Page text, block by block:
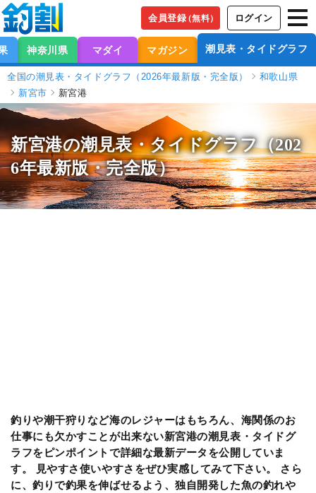
会員登録（無料） ログイン
神奈川県 マダイ マガジン 潮見表・タイドグラフ
全国の潮見表・タイドグラフ（2026年最新版・完全版）
和歌山県
新宮市
新宮港
新宮港の潮見表・タイドグラフ（202
6年最新版・完全版）
釣りや潮干狩りなど海のレジャーはもちろん、海関係のお
仕事にも欠かすことが出来ない新宮港の潮見表・タイドグ
ラフをピンポイントで詳細な最新データを公開していま
す。 見やすさ使いやすさをぜひ実感してみて下さい。 さら
に、釣りで釣果を伸ばせるよう、独自開発した魚の釣れや